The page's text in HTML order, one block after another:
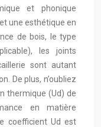
et phonique
une esthétique en
de bois, le type
les joints
sont autant
De plus, n’oubliez
thermique (Ud) de
en matière
coefficient Ud est